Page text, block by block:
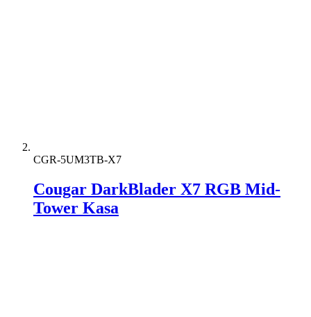
CGR-5UM3TB-X7
Cougar DarkBlader X7 RGB Mid-
Tower Kasa